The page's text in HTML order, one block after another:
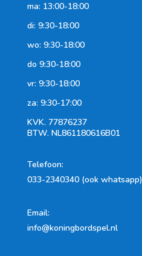
ma: 13:00-18:00
di: 9:30-18:00
wo: 9:30-18:00
do 9:30-18:00
vr: 9:30-18:00
za: 9:30-17:00
KVK. 77876237
BTW. NL861180616B01
Telefoon:
033-2340340 (ook whatsapp)
Email:
info@koningbordspel.nl